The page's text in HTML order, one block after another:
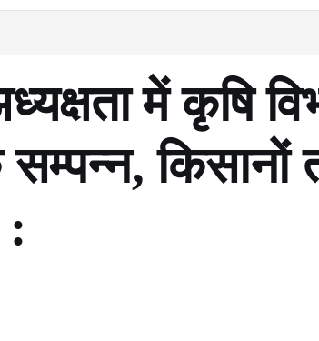
में कृषि
सम्पन्न,